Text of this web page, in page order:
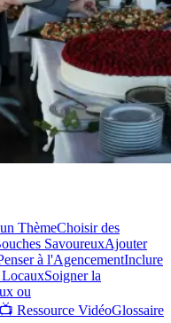
ThèmeChoisir des
SavoureuxAjouter
à l'AgencementInclure
Soigner la
ou
📺 Ressource VidéoGlossaire